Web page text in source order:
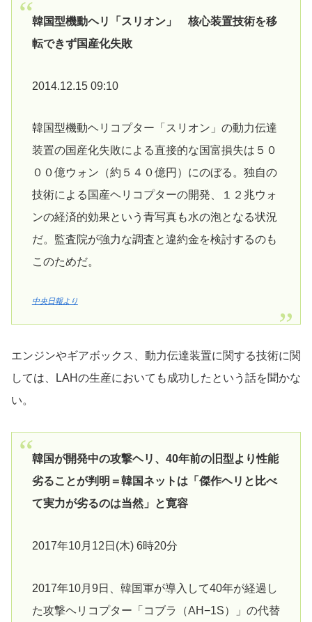
韓国型機動ヘリ「スリオン」 核心装置技術を移
転できず国産化失敗
2014.12.15 09:10
韓国型機動ヘリコプター「スリオン」の動力伝達
装置の国産化失敗による直接的な国富損失は５０
００億ウォン（約５４０億円）にのぼる。独自の
技術による国産ヘリコプターの開発、１２兆ウォ
ンの経済的効果という青写真も水の泡となる状況
だ。監査院が強力な調査と違約金を検討するのも
このためだ。
中央日報より
エンジンやギアボックス、動力伝達装置に関する技術に関
しては、LAHの生産においても成功したという話を聞かな
い。
韓国が開発中の攻撃ヘリ、40年前の旧型より性能
劣ることが判明＝韓国ネットは「傑作ヘリと比べ
て実力が劣るのは当然」と寛容
2017年10月12日(木) 6時20分
2017年10月9日、韓国軍が導入して40年が経過し
た攻撃ヘリコプター「コブラ（AH−1S）」の代替